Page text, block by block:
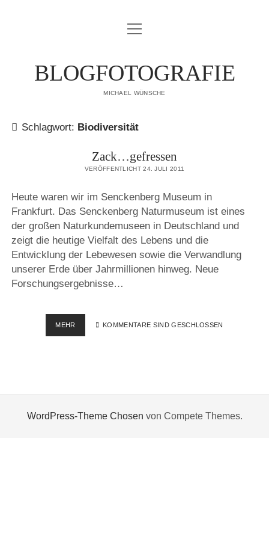
IMPRESSUM
Menü
öffnen
BLOGFOTOGRAFIE
MICHAEL WÜNSCHE
Schlagwort: Biodiversität
Zack…gefressen
VERÖFFENTLICHT 24. JULI 2011
Heute waren wir im Senckenberg Museum in
Frankfurt. Das Senckenberg Naturmuseum ist eines
der großen Naturkundemuseen in Deutschland und
zeigt die heutige Vielfalt des Lebens und die
Entwicklung der Lebewesen sowie die Verwandlung
unserer Erde über Jahrmillionen hinweg. Neue
Forschungsergebnisse…
MEHR ZACK…
GEFRESSEN
KOMMENTARE SIND GESCHLOSSEN
WordPress-Theme Chosen von Compete Themes.